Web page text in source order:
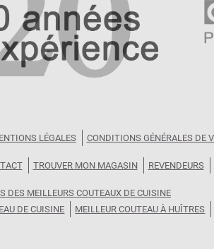
LÉGALES CONDITIONS GÉNÉRALES DE
TROUVER MON MAGASIN REVENDEURS
DES MEILLEURS COUTEAUX DE CUISINE
DE CUISINE MEILLEUR COUTEAU À HUÎTRES